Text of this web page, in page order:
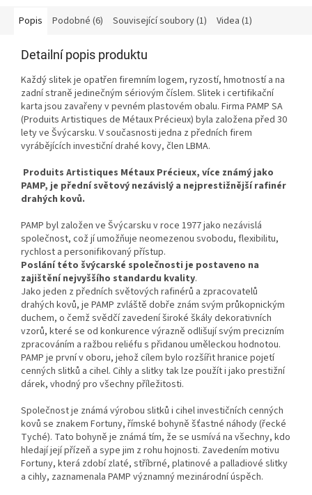
Popis Podobné (6) Související soubory (1) Videa (1)
Detailní popis produktu
Každý slitek je opatřen firemním logem, ryzostí, hmotností a na
zadní straně jedinečným sériovým číslem. Slitek i certifikační
karta jsou zavařeny v pevném plastovém obalu. Firma PAMP SA
(Produits Artistiques de Métaux Précieux) byla založena před 30
lety ve Švýcarsku. V současnosti jedna z předních firem
vyrábějících investiční drahé kovy, člen LBMA.
Produits Artistiques Métaux Précieux, více známý jako
PAMP, je přední světový nezávislý a nejprestižnější rafinér
drahých kovů.
PAMP byl založen ve Švýcarsku v roce 1977 jako nezávislá
společnost, což jí umožňuje neomezenou svobodu, flexibilitu,
rychlost a personifikovaný přístup.
Poslání této švýcarské společnosti je postaveno na
zajištění nejvyššího standardu kvality.
Jako jeden z předních světových rafinérů a zpracovatelů
drahých kovů, je PAMP zvláště dobře znám svým průkopnickým
duchem, o čemž svědčí zavedení široké škály dekorativních
vzorů, které se od konkurence výrazně odlišují svým precizním
zpracováním a ražbou reliéfu s přidanou uměleckou hodnotou.
PAMP je první v oboru, jehož cílem bylo rozšířit hranice pojetí
cenných slitků a cihel. Cihly a slitky tak lze použít i jako prestižní
dárek, vhodný pro všechny příležitosti.
Společnost je známá výrobou slitků i cihel investičních cenných
kovů se znakem Fortuny, římské bohyně šťastné náhody (řecké
Tyché). Tato bohyně je známá tím, že se usmívá na všechny, kdo
hledají její přízeň a sype jim z rohu hojnosti. Zavedením motivu
Fortuny, která zdobí zlaté, stříbrné, platinové a palladiové slitky
a cihly, zaznamenala PAMP významný mezinárodní úspěch.